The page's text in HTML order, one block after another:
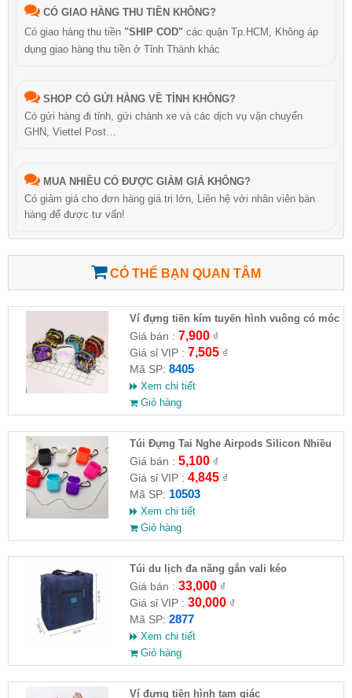
CÓ GIAO HÀNG THU TIỀN KHÔNG?
Có giao hàng thu tiền "SHIP COD" các quận Tp.HCM, Không áp
dụng giao hàng thu tiền ở Tỉnh Thành khác
SHOP CÓ GỬI HÀNG VỀ TỈNH KHÔNG?
Có gửi hàng đi tỉnh, gửi chành xe và các dịch vụ vận chuyển
GHN, Viettel Post…
MUA NHIỀU CÓ ĐƯỢC GIẢM GIÁ KHÔNG?
Có giảm giá cho đơn hàng giá trị lớn, Liên hệ với nhân viên bán
hàng để được tư vấn!
CÓ THỂ BẠN QUAN TÂM
Ví đựng tiền kím tuyến hình vuông có móc
khóa cho nữ
Giá bán : 7,900₫
Giá sỉ VIP : 7,505₫
Mã SP: 8405
Xem chi tiết
Giỏ hàng
Túi Đựng Tai Nghe Airpods Silicon Nhiều
Màu
Giá bán : 5,100₫
Giá sỉ VIP : 4,845₫
Mã SP: 10503
Xem chi tiết
Giỏ hàng
Túi du lịch đa năng gắn vali kéo
Giá bán : 33,000₫
Giá sỉ VIP : 30,000₫
Mã SP: 2877
Xem chi tiết
Giỏ hàng
Ví đựng tiền hình tam giác